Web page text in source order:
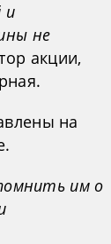
и
не
акции,
на
им о